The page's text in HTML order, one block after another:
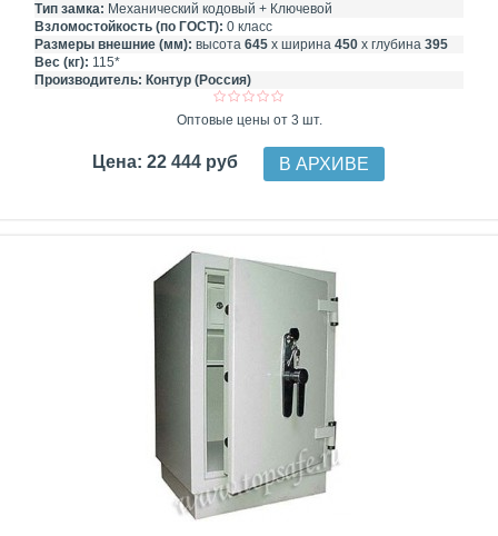
Тип замка: Механический кодовый + Ключевой
Взломостойкость (по ГОСТ): 0 класс
Размеры внешние (мм): высота 645 х ширина 450 х глубина 395
Вес (кг): 115*
Производитель: Контур (Россия)
Оптовые цены от 3 шт.
Цена: 22 444 руб В АРХИВЕ